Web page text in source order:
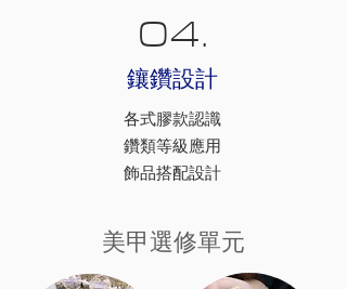
04.
​鑲鑽設計
各式膠款認識
鑽類等級應用
​飾品搭配設計
​美甲選修單元